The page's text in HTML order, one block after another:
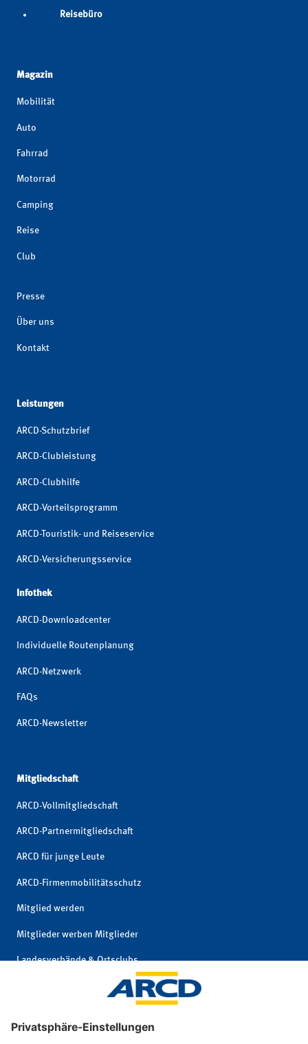
Reisebüro
Magazin
Mobilität
Auto
Fahrrad
Motorrad
Camping
Reise
Club
Presse
Über uns
Kontakt
Leistungen
ARCD-Schutzbrief
ARCD-Clubleistung
ARCD-Clubhilfe
ARCD-Vorteilsprogramm
ARCD-Touristik- und Reiseservice
ARCD-Versicherungsservice
Infothek
ARCD-Downloadcenter
Individuelle Routenplanung
ARCD-Netzwerk
FAQs
ARCD-Newsletter
Mitgliedschaft
ARCD-Vollmitgliedschaft
ARCD-Partnermitgliedschaft
ARCD für junge Leute
ARCD-Firmenmobilitätsschutz
Mitglied werden
Mitglieder werben Mitglieder
Landesverbände & Ortsclubs
Mitgliedschaft kündigen